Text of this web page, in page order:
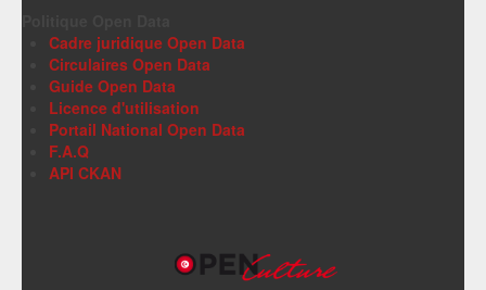
Cadre juridique Open Data
Circulaires Open Data
Guide Open Data
Licence d'utilisation
Portail National Open Data
F.A.Q
API CKAN